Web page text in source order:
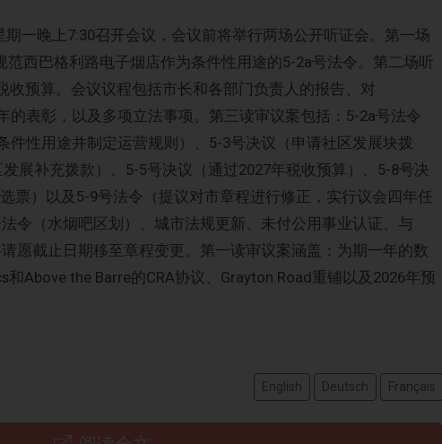
一晚上7:30召开会议，会议前将举行两场公开听证会。第一场
西巴格利路电子烟店作为条件性用途的5-2a号法令。第二场听
收预算。会议议程包括市长和各部门负责人的报告、对
的表彰，以及多项立法事项。第三读审议案包括：5-2a号法令
件性用途并制定运营规则）、5-3号决议（申请社区发展块拨
展补充拨款）、5-5号决议（通过2027年税收预算）、5-8号决
票）以及5-9号法令（提议对市章程进行修正，实行议会四年任
令（水烟吧区划）、城市法规更新、未付公用事业认证、与
愿截止日期移至章程变更。第一读审议案涵盖：为期一年的数
Above the Barre的CRA协议、Grayton Road重铺以及2026年预
English Deutsch Français